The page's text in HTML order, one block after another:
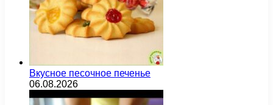
Вкусное песочное печенье
06.08.2026